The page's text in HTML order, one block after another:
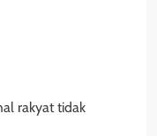
rakyat tidak